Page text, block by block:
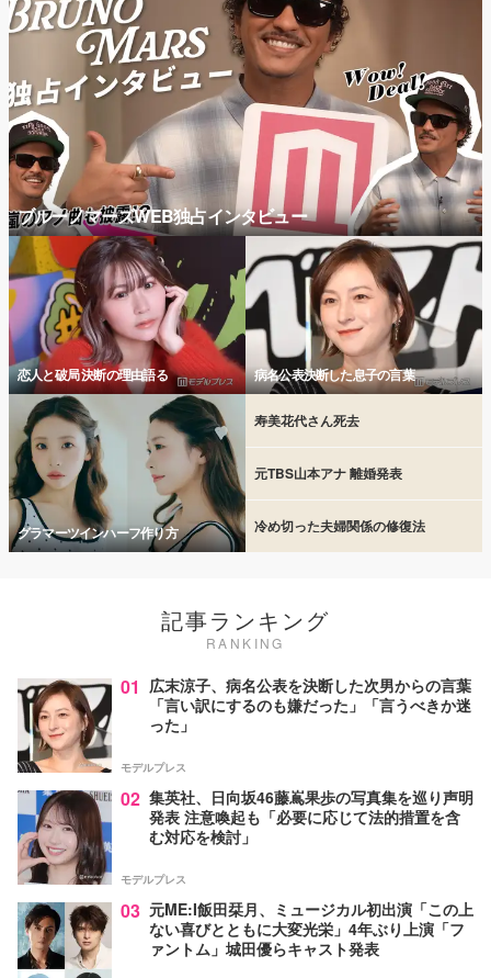
ブルーノマーズWEB独占インタビュー
恋人と破局 決断の理由語る 病名公表決断した息子の言葉
グラマーツインハーフ作り方
寿美花代さん死去
元TBS山本アナ 離婚発表
冷め切った夫婦関係の修復法
記事ランキング
RANKING
01 広末涼子、病名公表を決断した次男からの言葉
「言い訳にするのも嫌だった」「言うべきか迷
った」
モデルプレス
02 集英社、日向坂46藤嶌果歩の写真集を巡り声明
発表 注意喚起も「必要に応じて法的措置を含
む対応を検討」
モデルプレス
03 元ME:I飯田栞月、ミュージカル初出演「この上
ない喜びとともに大変光栄」4年ぶり上演「フ
ァントム」城田優らキャスト発表